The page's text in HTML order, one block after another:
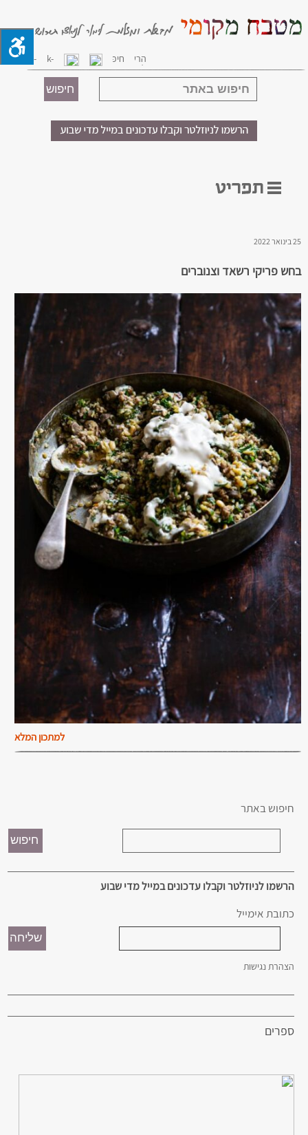
25 בינואר 2022
בחש פריקי רשאד וצנוברים
למתכון המלא
חיפוש באתר
הרשמו לניוזלטר וקבלו עדכונים במייל מדי שבוע
כתובת אימייל
הצהרת נגישות
ספרים